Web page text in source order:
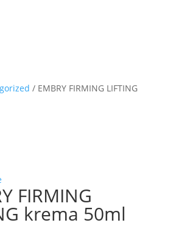
/ EMBRY FIRMING LIFTING
FIRMING
krema 50ml